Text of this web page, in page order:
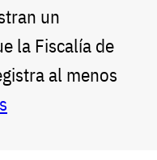
un
la Fiscalía de
al menos